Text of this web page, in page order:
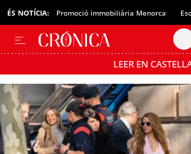
ÉS NOTÍCIA: Promoció immobiliària Menorca
LEER EN
Passa’t al mode estalvi